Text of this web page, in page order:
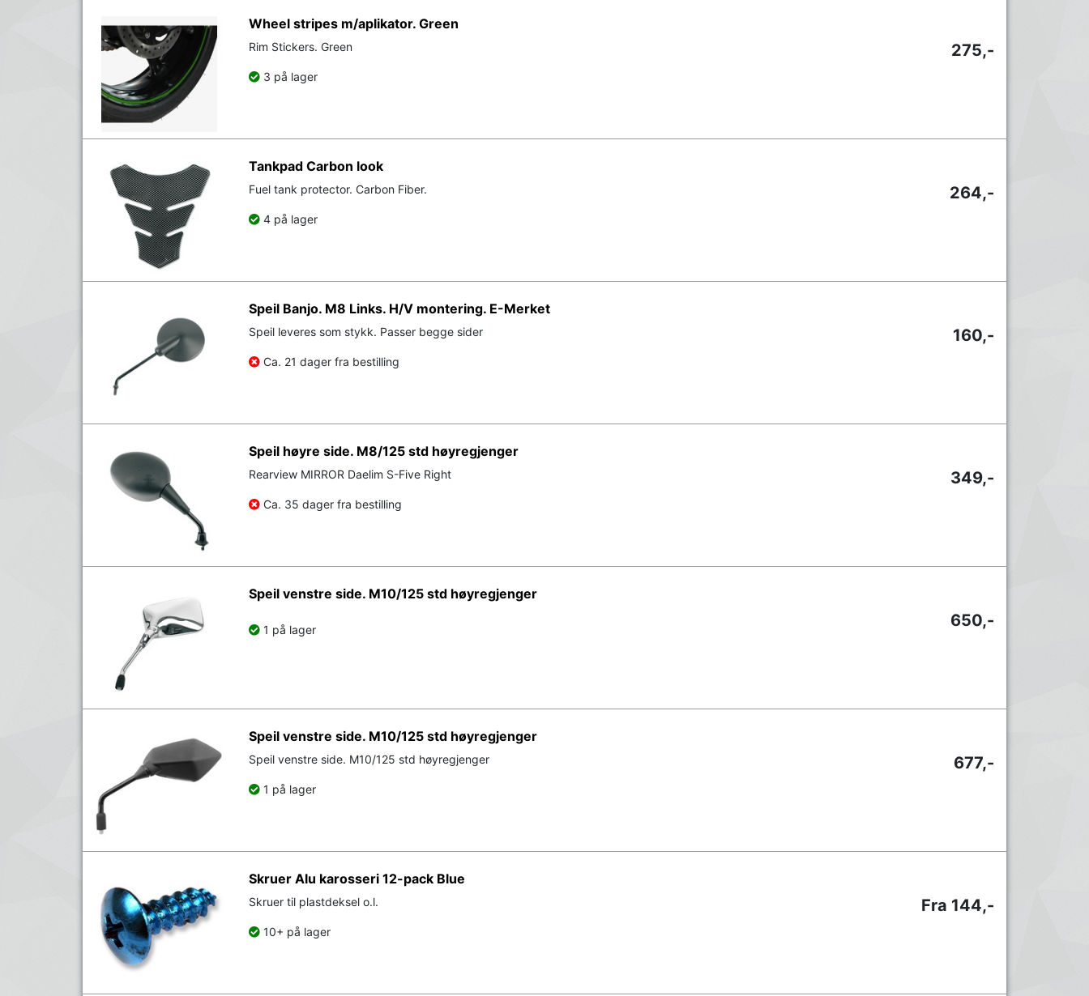
Wheel stripes m/aplikator. Green
Rim Stickers. Green
3 på lager
275,-
Tankpad Carbon look
Fuel tank protector. Carbon Fiber.
4 på lager
264,-
Speil Banjo. M8 Links. H/V montering. E-Merket
Speil leveres som stykk. Passer begge sider
Ca. 21 dager fra bestilling
160,-
Speil høyre side. M8/125 std høyregjenger
Rearview MIRROR Daelim S-Five Right
Ca. 35 dager fra bestilling
349,-
Speil venstre side. M10/125 std høyregjenger
1 på lager 650,-
Speil venstre side. M10/125 std høyregjenger
Speil venstre side. M10/125 std høyregjenger
1 på lager
677,-
Skruer Alu karosseri 12-pack Blue
Skruer til plastdeksel o.l.
10+ på lager
Fra 144,-